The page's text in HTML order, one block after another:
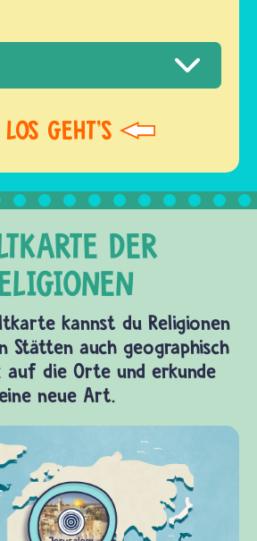
kannst du Religionen
Stätten auch geographisch
auf die Orte und erkunde
neue Art.